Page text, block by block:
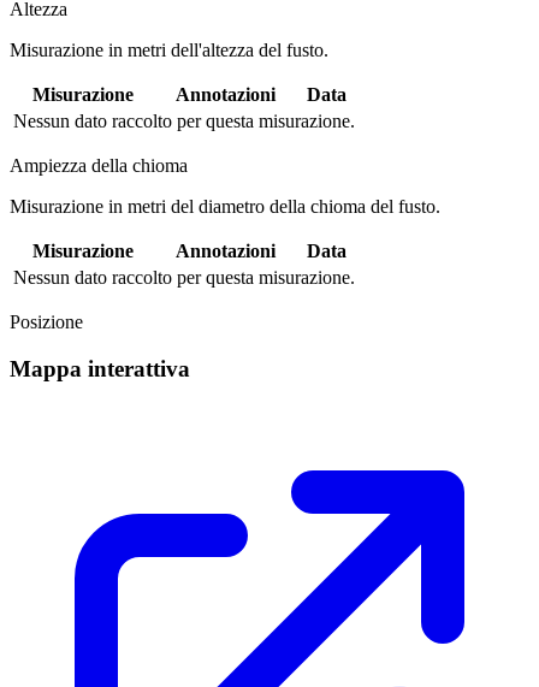
Altezza
Misurazione in metri dell'altezza del fusto.
Misurazione Annotazioni
Data
Nessun dato raccolto per questa misurazione.
Ampiezza della chioma
Misurazione in metri del diametro della chioma del fusto.
Misurazione Annotazioni
Data
Nessun dato raccolto per questa misurazione.
Posizione
Mappa interattiva